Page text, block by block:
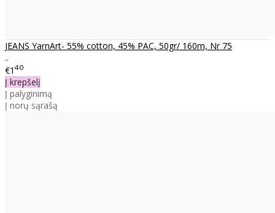
JEANS YarnArt- 55% cotton, 45% PAC, 50gr/ 160m, Nr 75
..
€1 40
Į krepšelį
Į palyginimą
Į norų sąrašą